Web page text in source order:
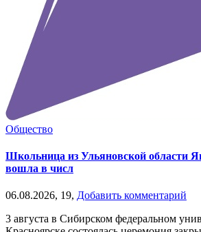
Общество
Школьница из Ульяновской области
вошла в числ
06.08.2026, 19, Добавить комментарий
3 августа в Сибирском федеральном